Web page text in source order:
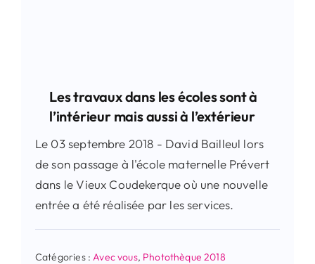
Les travaux dans les écoles sont à
l’intérieur mais aussi à l’extérieur
Le 03 septembre 2018 - David Bailleul lors
de son passage à l'école maternelle Prévert
dans le Vieux Coudekerque où une nouvelle
entrée a été réalisée par les services.
Catégories : Avec vous, Photothèque 2018